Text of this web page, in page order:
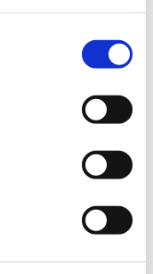
riktig. Vi leverer
som sikrer at
passer din bedrift.